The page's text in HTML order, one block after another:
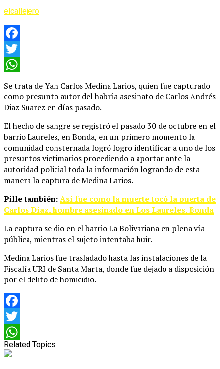
elcallejero
Facebook
Twitter
Se trata de Yan Carlos Medina Larios, quien fue capturado
como presunto autor del habría asesinato de Carlos Andrés
Diaz Suarez en días pasado.
El hecho de sangre se registró el pasado 30 de octubre en el
barrio Laureles, en Bonda, en un primero momento la
comunidad consternada logró logro identificar a uno de los
presuntos victimarios procediendo a aportar ante la
autoridad policial toda la información logrando de esta
manera la captura de Medina Larios.
Pille también:Así fue como la muerte tocó la puerta de
Carlos Díaz, hombre asesinado en Los Laureles, Bonda
La captura se dio en el barrio La Bolivariana en plena vía
pública, mientras el sujeto intentaba huir.
Medina Larios fue trasladado hasta las instalaciones de la
Fiscalía URI de Santa Marta, donde fue dejado a disposición
por el delito de homicidio.
Facebook
Twitter
WhatsApp
Related Topics: